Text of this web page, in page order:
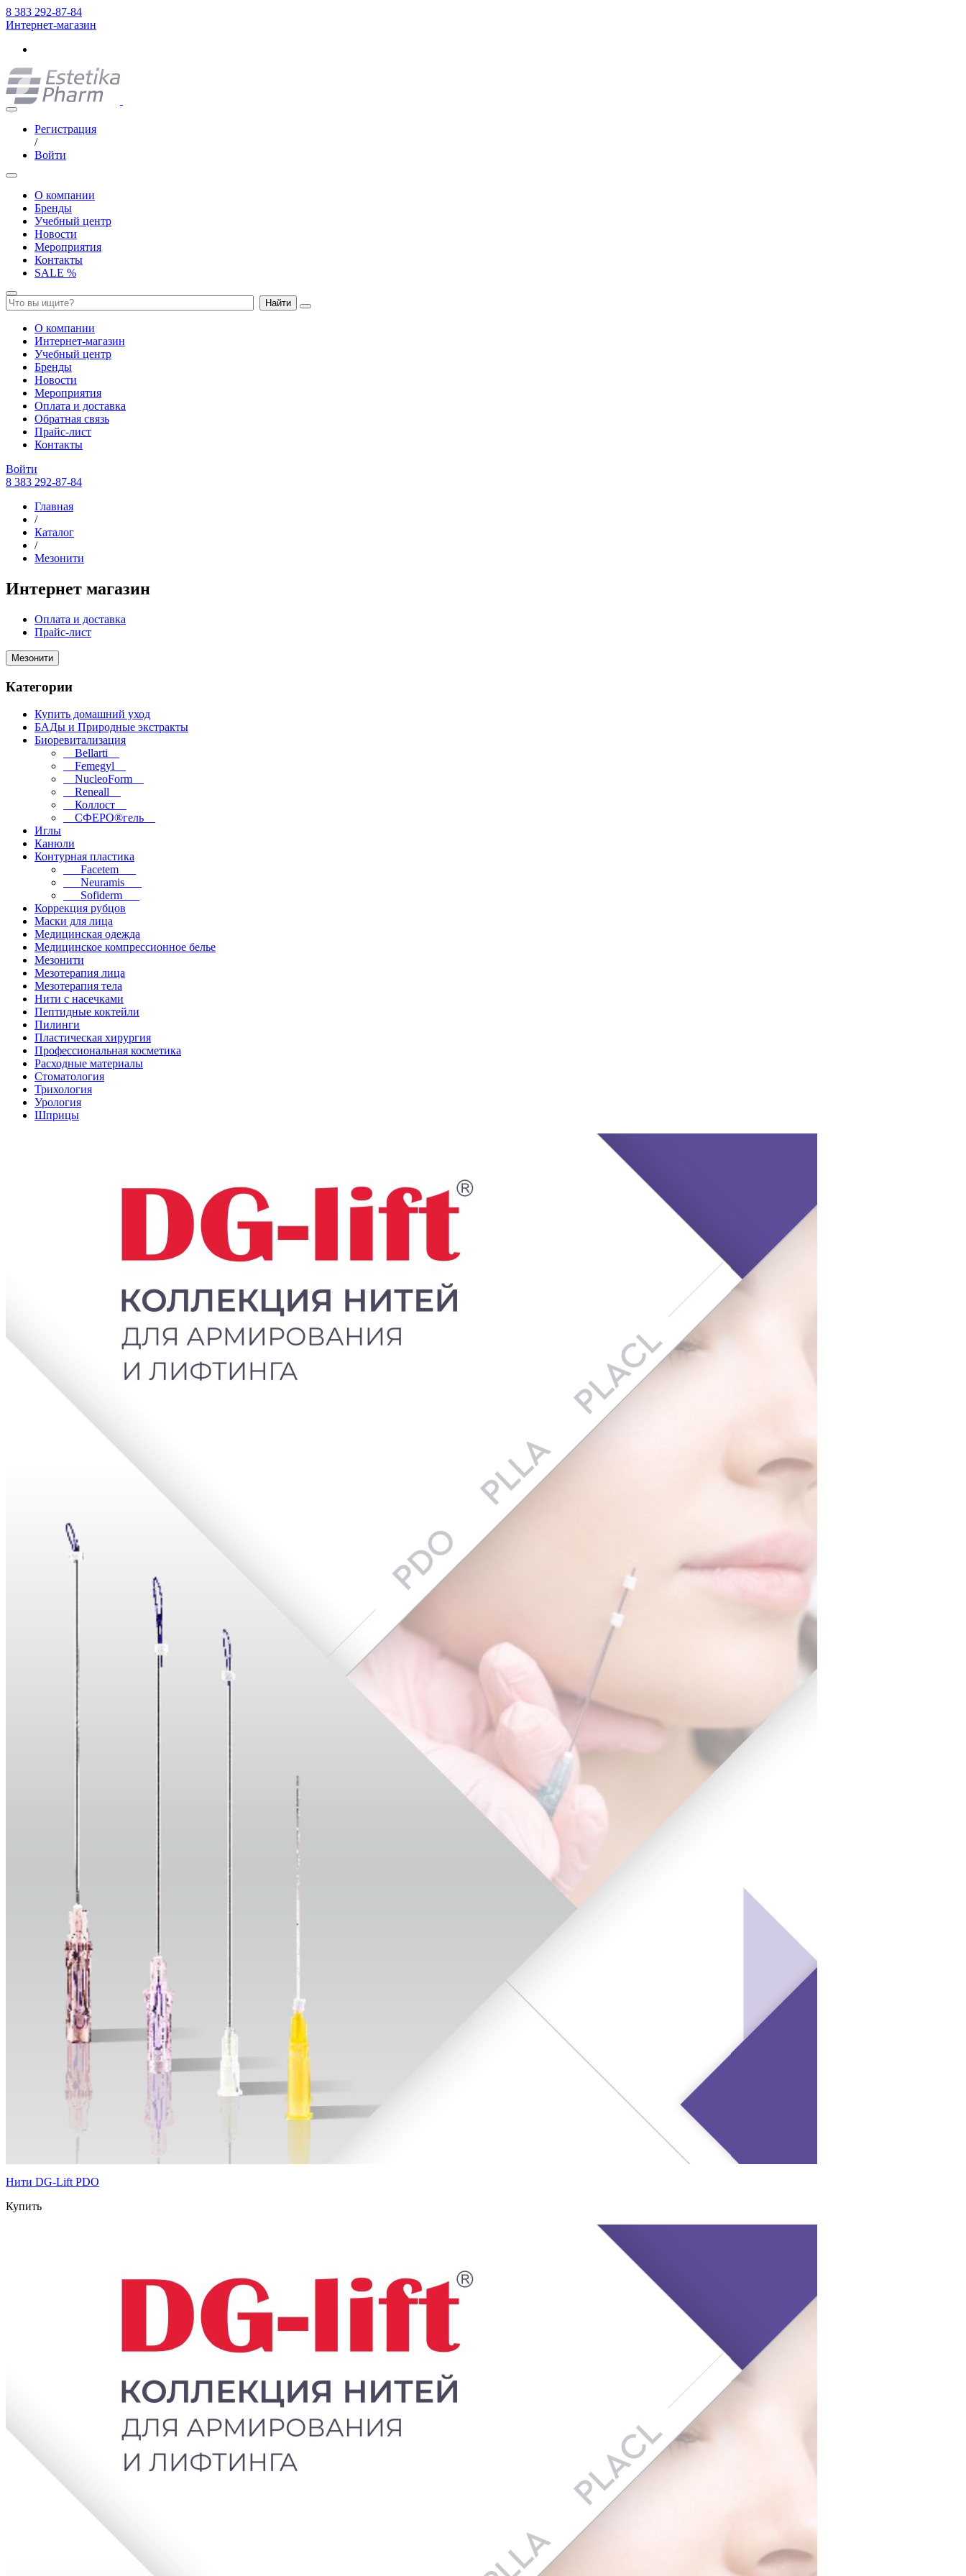
8 383 292-87-84
Интернет-магазин
Регистрация
/
Войти
О компании
Бренды
Учебный центр
Новости
Мероприятия
Контакты
SALE %
Найти
О компании
Интернет-магазин
Учебный центр
Бренды
Новости
Мероприятия
Оплата и доставка
Обратная связь
Прайс-лист
Контакты
Войти
8 383 292-87-84
Главная
/
Каталог
/
Мезонити
Интернет магазин
Оплата и доставка
Прайс-лист
Мезонити
Категории
Купить домашний уход
БАДы и Природные экстракты
Биоревитализация
__Bellarti__
__Femegyl__
__NucleoForm__
__Reneall__
__Коллост__
__СФЕРО®гель__
Иглы
Канюли
Контурная пластика
___Facetem___
___Neuramis___
___Sofiderm___
Коррекция рубцов
Маски для лица
Медицинская одежда
Медицинское компрессионное белье
Мезонити
Мезотерапия лица
Мезотерапия тела
Нити с насечками
Пептидные коктейли
Пилинги
Пластическая хирургия
Профессиональная косметика
Расходные материалы
Стоматология
Трихология
Урология
Шприцы
Нити DG-Lift PDO
Купить